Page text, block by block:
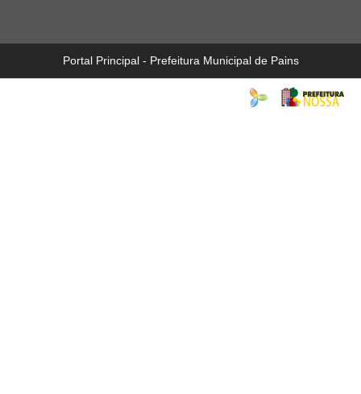
Portal Principal - Prefeitura Municipal de Pains